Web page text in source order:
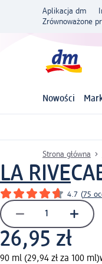
Aplikacja dm
Zrównoważone
Nowości
Strona główna
LA RIVE
4.7 (75
26,95 zł
90 ml (29,94 zł za 100 ml)